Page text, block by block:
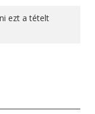
ezt a tételt